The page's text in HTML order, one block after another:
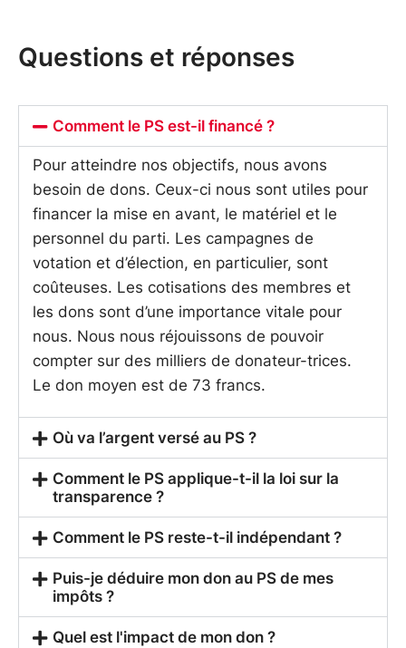
Questions et réponses
Comment le PS est-il financé ?
Pour atteindre nos objectifs, nous avons
besoin de dons. Ceux-ci nous sont utiles pour
financer la mise en avant, le matériel et le
personnel du parti. Les campagnes de
votation et d’élection, en particulier, sont
coûteuses. Les cotisations des membres et
les dons sont d’une importance vitale pour
nous. Nous nous réjouissons de pouvoir
compter sur des milliers de donateur-trices.
Le don moyen est de 73 francs.
Où va l’argent versé au PS ?
Comment le PS applique-t-il la loi sur la
transparence ?
Comment le PS reste-t-il indépendant ?
Puis-je déduire mon don au PS de mes
impôts ?
Quel est l'impact de mon don ?